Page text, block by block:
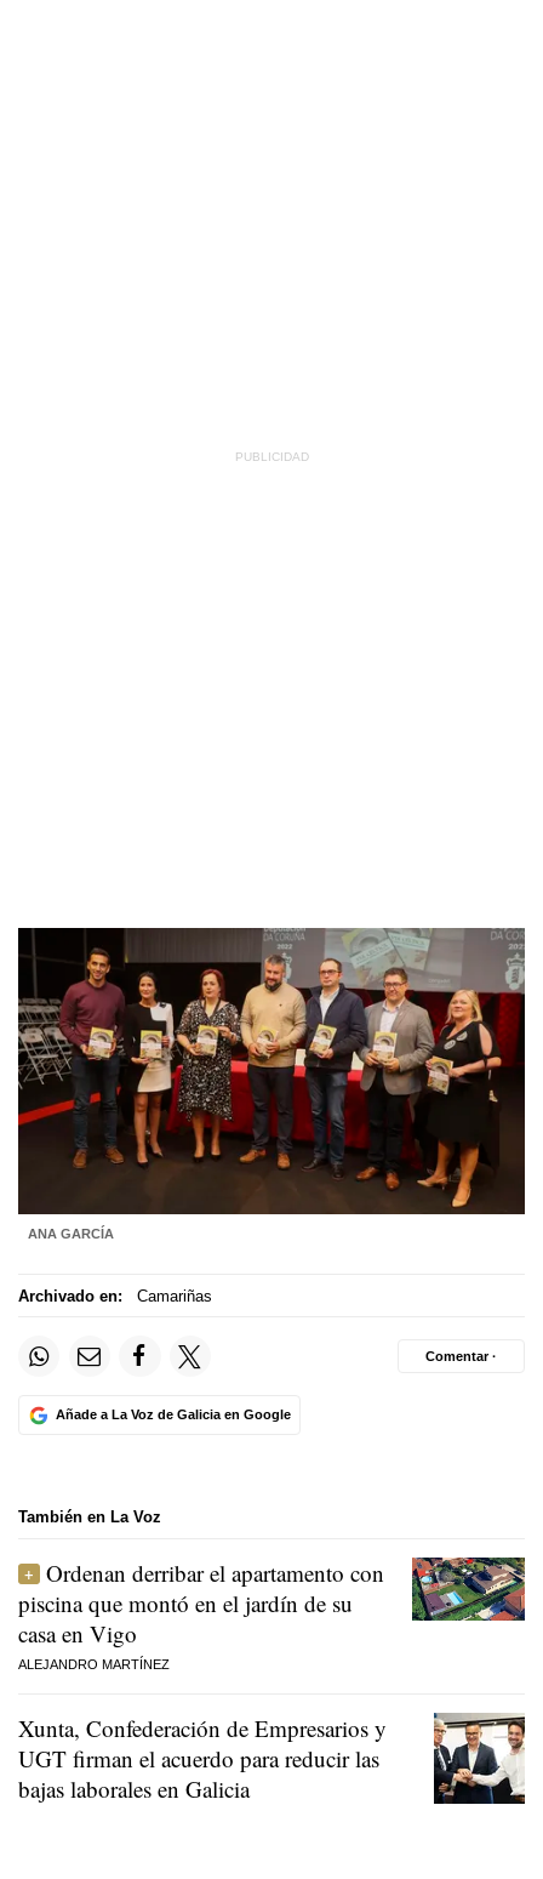
ANA GARCÍA
Archivado en: Camariñas
Añade a La Voz de Galicia en Google
Comentar ·
También en La Voz
Ordenan derribar el apartamento con
piscina que montó en el jardín de su
casa en Vigo
ALEJANDRO MARTÍNEZ
Xunta, Confederación de Empresarios y
UGT firman el acuerdo para reducir las
bajas laborales en Galicia